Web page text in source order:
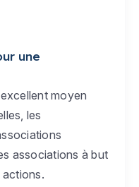
une
moyen
les
associations à but